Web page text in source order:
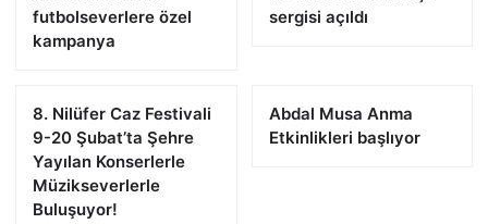
futbolseverlere özel
kampanya
sergisi açıldı
8. Nilüfer Caz Festivali
9-20 Şubat’ta Şehre
Yayılan Konserlerle
Müzikseverlerle
Buluşuyor!
Abdal Musa Anma
Etkinlikleri başlıyor